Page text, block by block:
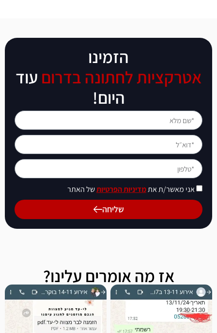
הזמינו
אטרקציות לחתונה בדרום עוד
היום!
אני מאשר/ת אתמדיניות הפרטיותשל האתר
שליחה
אז מה אומרים עלינו?